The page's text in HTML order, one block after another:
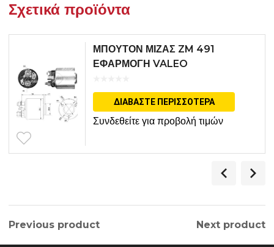
Σχετικά προϊόντα
ΜΠΟΥΤΟΝ ΜΙΖΑΣ ZM 491
ΕΦΑΡΜΟΓΗ VALEO
ΔΙΑΒΆΣΤΕ ΠΕΡΙΣΣΌΤΕΡΑ
Συνδεθείτε για προβολή τιμών
Previous product Next product